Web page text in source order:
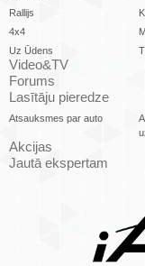
Rallijs
4x4
Uz Ūdens
Video&TV
Forums
Lasītāju pieredze
Atsauksmes par auto
Akcijas
Jautā ekspertam